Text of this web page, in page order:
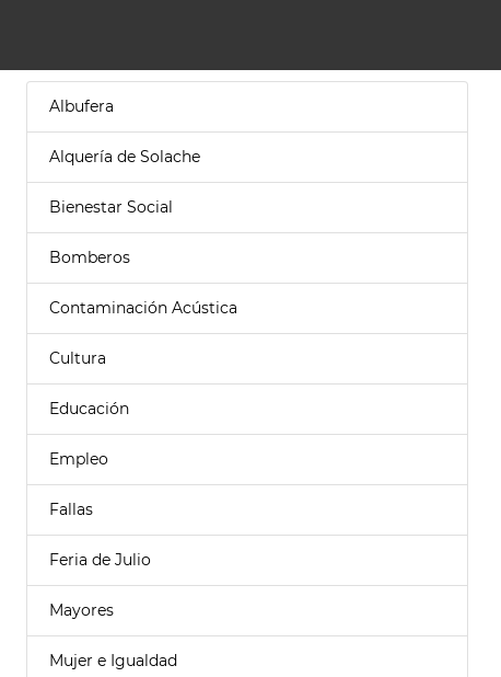
Albufera
Alquería de Solache
Bienestar Social
Bomberos
Contaminación Acústica
Cultura
Educación
Empleo
Fallas
Feria de Julio
Mayores
Mujer e Igualdad